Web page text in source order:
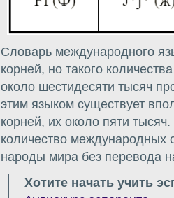
Словарь международного
корней, но такого
около шестидесяти тысяч
этим языком существует
корней, их около пяти
количество международных
народы мира без перевода
Хотите начать учить